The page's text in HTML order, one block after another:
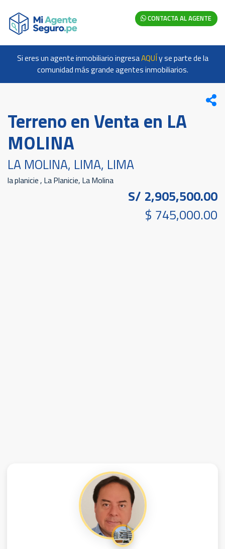
CONTACTA AL AGENTE
Si eres un agente inmobiliario ingresaAQUÍy se parte de la
comunidad más grande agentes inmobiliarios.
Terreno en Venta en LA
MOLINA
LA MOLINA, LIMA, LIMA
la planicie , La Planicie, La Molina
S/ 2,905,500.00
$ 745,000.00